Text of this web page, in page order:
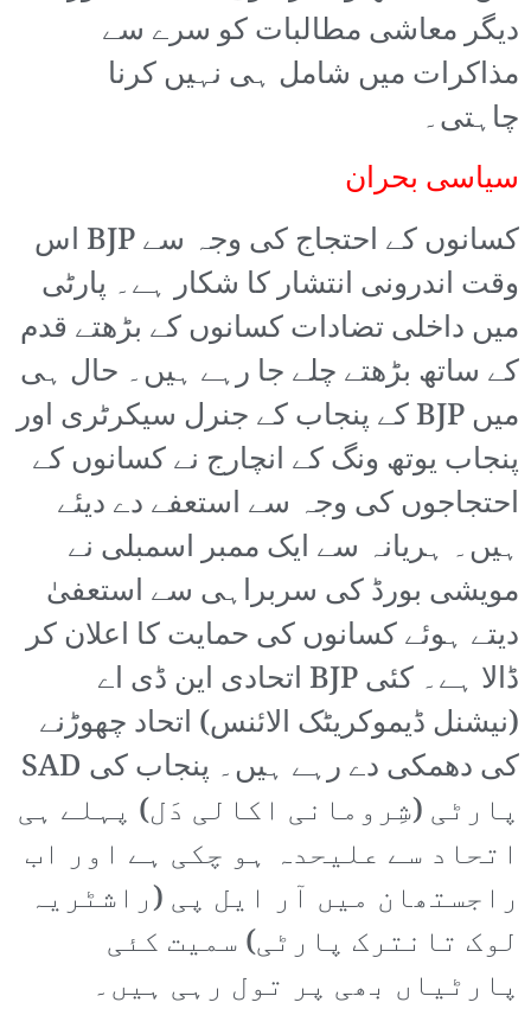
دیگر معاشی مطالبات کو سرے سے
مذاکرات میں شامل ہی نہیں کرنا
چاہتی۔
سیاسی بحران
کسانوں کے احتجاج کی وجہ سے BJP اس
وقت اندرونی انتشار کا شکار ہے۔ پارٹی
میں داخلی تضادات کسانوں کے بڑھتے قدم
کے ساتھ بڑھتے چلے جا رہے ہیں۔ حال ہی
میں BJP کے پنجاب کے جنرل سیکرٹری اور
پنجاب یوتھ ونگ کے انچارج نے کسانوں کے
احتجاجوں کی وجہ سے استعفے دے دیئے
ہیں۔ ہریانہ سے ایک ممبر اسمبلی نے
مویشی بورڈ کی سربراہی سے استعفیٰ
دیتے ہوئے کسانوں کی حمایت کا اعلان کر
ڈالا ہے۔ کئی BJP اتحادی این ڈی اے
(نیشنل ڈیموکریٹک الائنس) اتحاد چھوڑنے
کی دھمکی دے رہے ہیں۔ پنجاب کی SAD
پارٹی (شِرومانی اکالی دَل) پہلے ہی
اتحاد سے علیحدہ ہو چکی ہے اور اب
راجستھان میں آر ایل پی (راشٹریہ
لوک تانترک پارٹی) سمیت کئی
پارٹیاں بھی پر تول رہی ہیں۔